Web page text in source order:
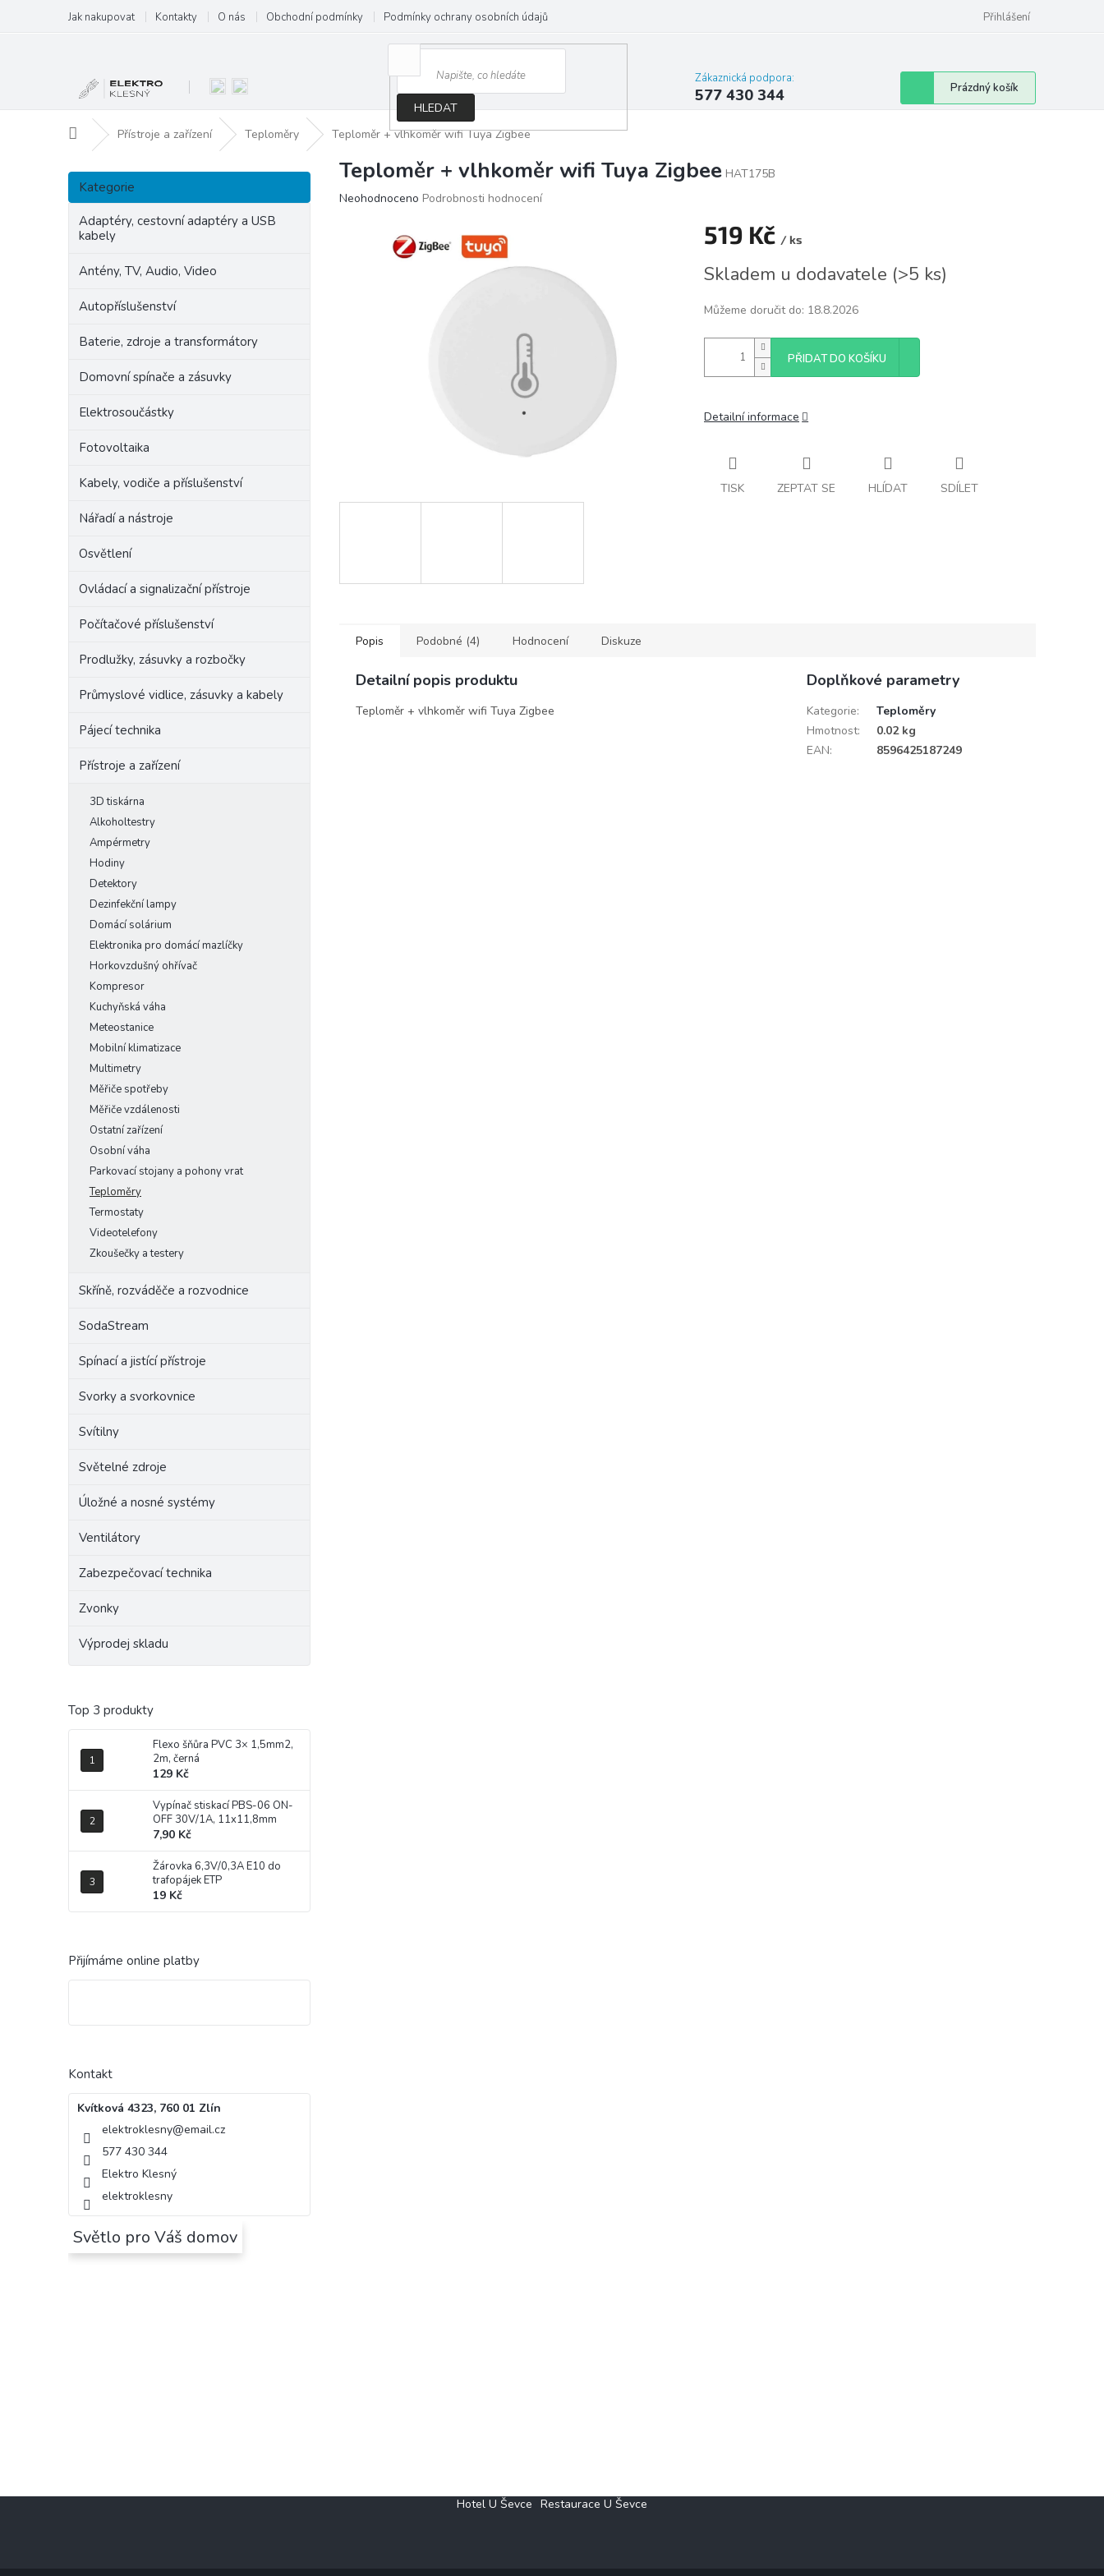
obsah
Jak nakupovat Kontakty O nás Obchodní podmínky Podmínky ochrany osobních údajů Přihlášení
HLEDAT
Zákaznická podpora:
577 430 344
Nákupní
košík
Prázdný košík
Domů Přístroje a zařízení Teploměry Teploměr + vlhkoměr wifi Tuya Zigbee
P
s
Přeskočit
kategorie
Kategorie
Adaptéry, cestovní adaptéry a USB
kabely
Antény, TV, Audio, Video
Autopříslušenství
Baterie, zdroje a transformátory
Domovní spínače a zásuvky
Elektrosoučástky
Fotovoltaika
Kabely, vodiče a příslušenství
Nářadí a nástroje
Osvětlení
Ovládací a signalizační přístroje
Počítačové příslušenství
Prodlužky, zásuvky a rozbočky
Průmyslové vidlice, zásuvky a kabely
Pájecí technika
Přístroje a zařízení
3D tiskárna
Alkoholtestry
Ampérmetry
Hodiny
Detektory
Dezinfekční lampy
Domácí solárium
Elektronika pro domácí mazlíčky
Horkovzdušný ohřívač
Kompresor
Kuchyňská váha
Meteostanice
Mobilní klimatizace
Multimetry
Měřiče spotřeby
Měřiče vzdálenosti
Ostatní zařízení
Osobní váha
Parkovací stojany a pohony vrat
Teploměry
Termostaty
Videotelefony
Zkoušečky a testery
Skříně, rozváděče a rozvodnice
SodaStream
Spínací a jistící přístroje
Svorky a svorkovnice
Svítilny
Světelné zdroje
Úložné a nosné systémy
Ventilátory
Zabezpečovací technika
Zvonky
Výprodej skladu
Top 3 produkty
Flexo šňůra PVC 3× 1,5mm2,
2m, černá
129 Kč
Vypínač stiskací PBS-06 ON-
OFF 30V/1A, 11x11,8mm
7,90 Kč
Žárovka 6,3V/0,3A E10 do
trafopájek ETP
19 Kč
Přijímáme online platby
Kontakt
Kvítková 4323, 760 01 Zlín
elektroklesny@email.cz
577 430 344
Elektro Klesný
elektroklesny
Světlo pro Váš domov
Teploměr + vlhkoměr wifi Tuya Zigbee HAT175B
Průměrné
Neohodnoceno Podrobnosti hodnocení
519 Kč / ks
cena:
Skladem u dodavatele (>5 ks)
Můžeme doručit do: 18.8.2026
PŘIDAT DO KOŠÍKU
Detailní informace
TISK ZEPTAT SE HLÍDAT SDÍLET
Popis Podobné (4) Hodnocení Diskuze
Detailní popis produktu
Teploměr + vlhkoměr wifi Tuya Zigbee
Doplňkové parametry
Kategorie:
Teploměry
Hmotnost:
0.02 kg
EAN: 8596425187249
Hotel U Ševce Restaurace U Ševce